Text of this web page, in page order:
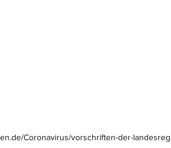
Coronavirus/vorschriften-der-